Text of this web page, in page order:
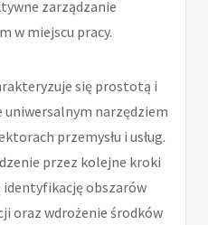
zarządzanie
w miejscu pracy.
się prostotą i
uniwersalnym narzędziem
przemysłu i usług.
przez kolejne kroki
identyfikację obszarów
oraz wdrożenie środków